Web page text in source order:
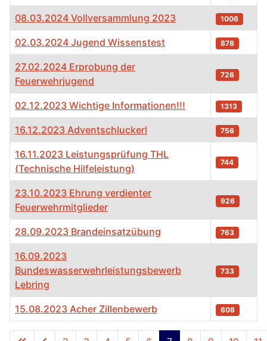
Tabelle von Beiträgen
08.03.2024 Vollversammlung 2023 1006
02.03.2024 Jugend Wissenstest 878
27.02.2024 Erprobung der
Feuerwehrjugend
726
02.12.2023 Wichtige Informationen!!! 1313
16.12.2023 Adventschluckerl 756
16.11.2023 Leistungsprüfung THL
(Technische Hilfeleistung)
744
23.10.2023 Ehrung verdienter
Feuerwehrmitglieder
926
28.09.2023 Brandeinsatzübung 763
16.09.2023
Bundeswasserwehrleistungsbewerb
Lebring
733
15.08.2023 Acher Zillenbewerb 608